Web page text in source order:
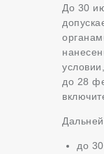
До 30
до 28
до